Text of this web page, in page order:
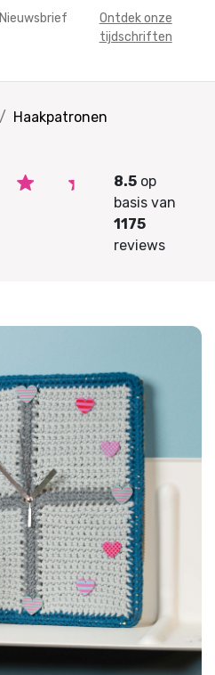
Nieuwsbrief
Ontdek onze
tijdschriften
Haakpatronen
8.5op
basis van
1175
reviews